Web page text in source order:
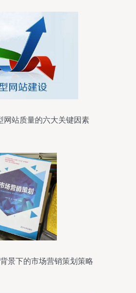
网站质量的六大关键因素
景下的市场营销策划策略